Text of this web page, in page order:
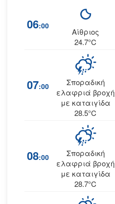
06:00
Αίθριος
24.7°C
07:00
Σποραδική
ελαφριά βροχή
με καταιγίδα
28.5°C
08:00
Σποραδική
ελαφριά βροχή
με καταιγίδα
28.7°C